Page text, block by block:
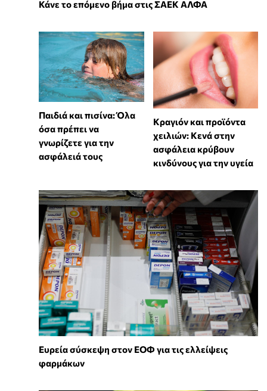
Κάνε το επόμενο βήμα στις ΣΑΕΚ ΑΛΦΑ
Παιδιά και πισίνα: Όλα
όσα πρέπει να
γνωρίζετε για την
ασφάλειά τους
Κραγιόν και προϊόντα
χειλιών: Κενά στην
ασφάλεια κρύβουν
κινδύνους για την υγεία
Ευρεία σύσκεψη στον ΕΟΦ για τις ελλείψεις
φαρμάκων